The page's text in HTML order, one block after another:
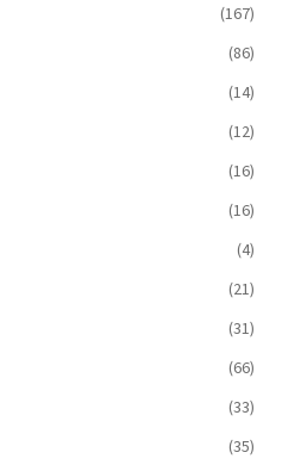
(167)
(86)
(14)
(12)
(16)
(16)
(4)
(21)
(31)
(66)
(33)
(35)